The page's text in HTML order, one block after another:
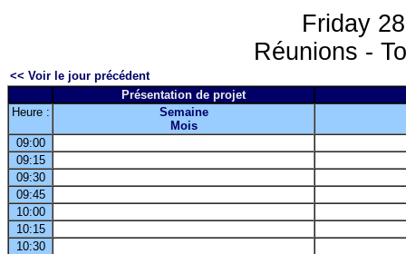
Friday
Réunions -
<< Voir le jour précédent
Présentation de projet
Heure :
Semaine
Mois
09:00
09:15
09:30
09:45
10:00
10:15
10:30